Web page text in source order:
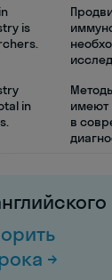
is
in
имеют
в
→